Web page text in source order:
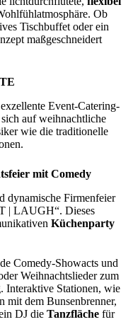
Ob
Tischbuffet oder ein
maßgeschneidert
Event-Catering-
auf weihnachtliche
wie die traditionelle
mit Comedy
dynamische Firmenfeier
| LAUGH“. Dieses
Küchenparty
Comedy-Showacts und
Weihnachtslieder zum
Interaktive Stationen, wie
mit dem Bunsenbrenner,
DJ die Tanzfläche für